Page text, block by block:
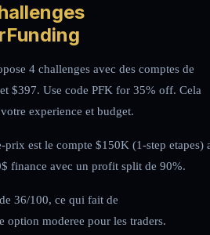
4 challenges avec des comptes de
$397. Use code PFK for 35% off. Cela
experience et budget.
est le compte $150K (1-step etapes)
finance avec un profit split de 90%.
36/100, ce qui fait de
option moderee pour les traders.